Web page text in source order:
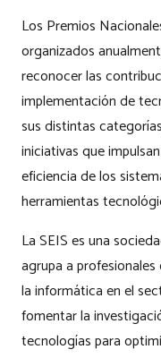
Los Premios
organizados
reconocer las
implementación de
sus distintas
iniciativas que
eficiencia de los
herramientas
La SEIS es una
agrupa a
la informática en el
fomentar la
tecnologías para